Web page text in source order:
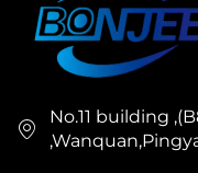
No.11 building